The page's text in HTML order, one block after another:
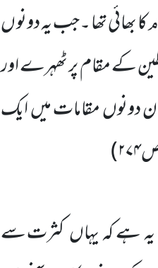
کا بھائی تھا ۔جب یہ دونو ں
کے مقام پر ٹھہرے اور
ان دونوںمقامات میںایک
)
ہے کہ یہاںکثرت سے